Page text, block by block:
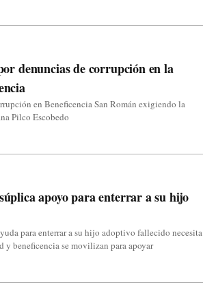
denuncias de corrupción en la
en Beneficencia San Román exigiendo la
Pilco Escobedo
apoyo para enterrar a su hijo
para enterrar a su hijo adoptivo fallecido necesita
y beneficencia se movilizan para apoyar